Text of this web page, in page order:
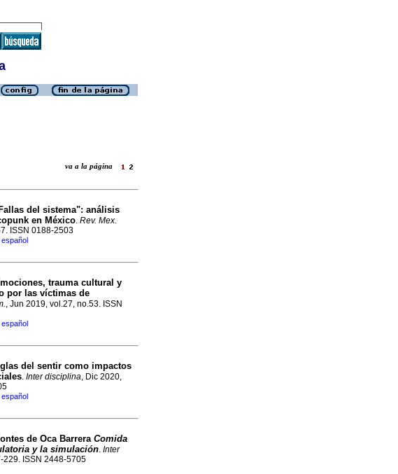
va a la página
del sistema": análisis
en México. Rev. Mex.
ISSN 0188-2503
trauma cultural y
por las víctimas de
, Jun 2019, vol.27, no.53. ISSN
del sentir como impactos
. Inter disciplina, Dic 2020,
de Oca Barrera Comida
y la simulación. Inter
229. ISSN 2448-5705